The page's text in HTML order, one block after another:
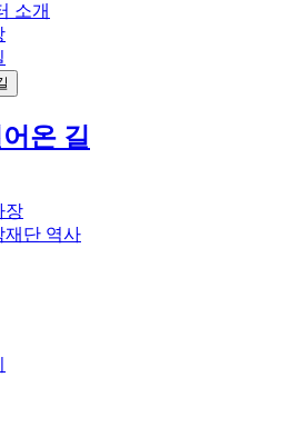
소개
온 길
장
재단 역사